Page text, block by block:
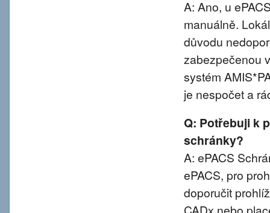
A: Ano, u
manuálně.
důvodu
zabezpečenou
systém
je nespočet a
Q: Potřebuji k
schránky?
A: ePACS
ePACS, pro
doporučit